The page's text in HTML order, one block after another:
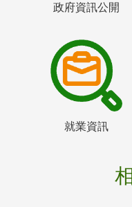
政府資訊公開
就業資訊